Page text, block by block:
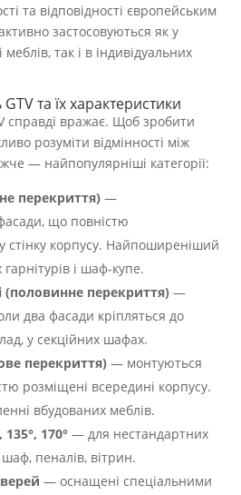
та відповідності європейським
застосовуються як у
так і в індивідуальних
та їх характеристики
справді вражає. Щоб зробити
розуміти відмінності між
— найпопулярніші категорії:
перекриття) —
що повністю
стінку корпусу. Найпоширеніший
і шаф-купе.
(половинне перекриття) —
два фасади кріпляться до
у секційних шафах.
перекриття) — монтуються
розміщені всередині корпусу.
вбудованих меблів.
135°, 170° — для нестандартних
пеналів, вітрин.
— оснащені спеціальними